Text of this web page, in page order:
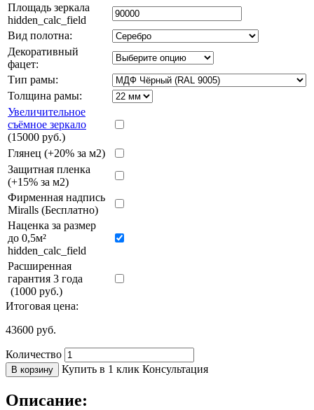
Площадь зеркала
hidden_calc_field
Вид полотна:
Декоративный
фацет:
Тип рамы:
Толщина рамы:
Увеличительное
съёмное зеркало
(15000 руб.)
Глянец (+20% за м2)
Защитная пленка
(+15% за м2)
Фирменная надпись
Miralls (Бесплатно)
Наценка за размер
до 0,5м²
hidden_calc_field
Расширенная
гарантия 3 года
(1000 руб.)
Итоговая цена:
43600 руб.
Количество
В корзину Купить в 1 клик Консультация
Описание: